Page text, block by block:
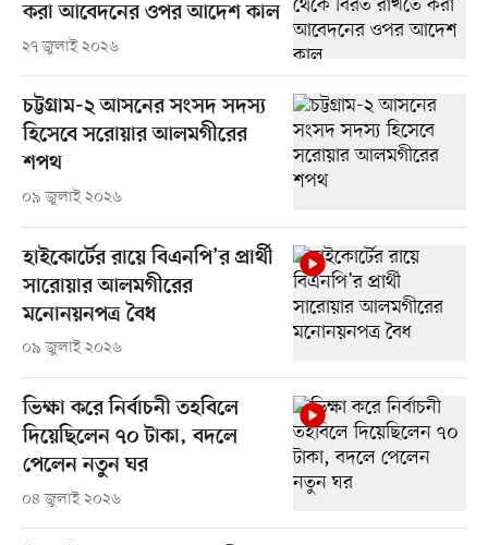
করা আবেদনের ওপর আদেশ কাল
২৭ জুলাই ২০২৬
চট্টগ্রাম-২ আসনের সংসদ সদস্য
হিসেবে সরোয়ার আলমগীরের
শপথ
০৯ জুলাই ২০২৬
হাইকোর্টের রায়ে বিএনপি’র প্রার্থী
সারোয়ার আলমগীরের
মনোনয়নপত্র বৈধ
০৯ জুলাই ২০২৬
ভিক্ষা করে নির্বাচনী তহবিলে
দিয়েছিলেন ৭০ টাকা, বদলে
পেলেন নতুন ঘর
০৪ জুলাই ২০২৬